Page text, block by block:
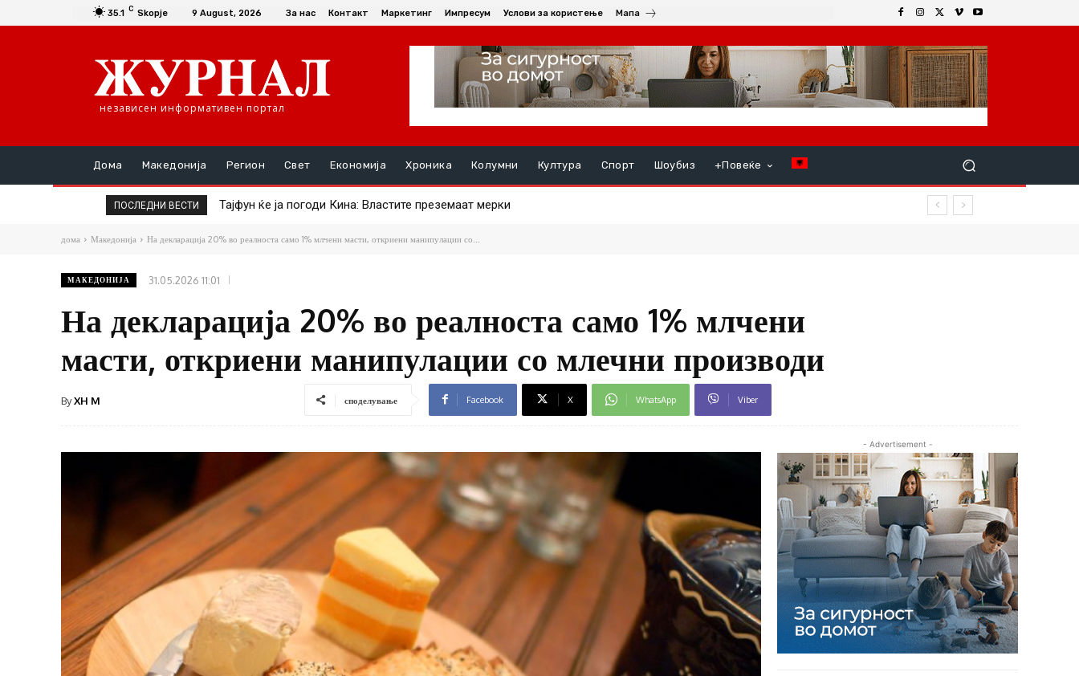
35.1 C Skopje 9 August, 2026 За нас Контакт Маркетинг Импресум Услови за користење Мапа
независен информативен портал
Дома Македонија Регион Свет Економија Хроника Колумни Култура Спорт Шоубиз +Повеќе
ПОСЛЕДНИ ВЕСТИ Тајфун ќе ја погоди Кина: Властите преземаат мерки
Французите пишуваат: Познатата династија го презема Асвел
дома Македонија На декларација 20% во реалноста само 1% млчени масти, откриени манипулации со...
МАКЕДОНИЈА 31.05.2026 11:01
На декларација 20% во реалноста само 1% млчени
масти, откриени манипулации со млечни производи
ByXH M споделување Facebook X WhatsApp Viber
- Advertisement -